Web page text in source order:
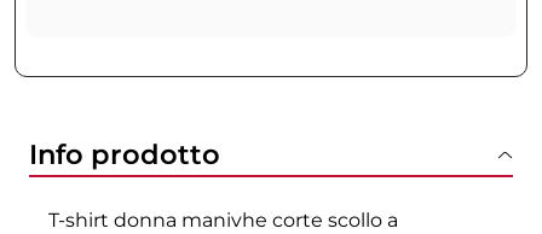
Info prodotto
T-shirt donna manivhe corte scollo a